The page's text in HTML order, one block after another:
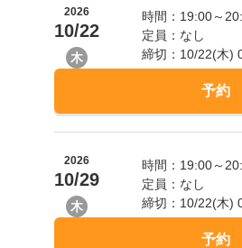
2026
10/22
木
時間：19:00～
定員：なし
締切：10/22(木)
予約
2026
10/29
木
時間：19:00～
定員：なし
締切：10/22(木)
予約